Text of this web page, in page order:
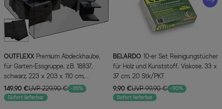
OUTFLEXX
für Garten-Essgruppe, z.B. 18837,
schwarz, 223 x 203 x 110 cm,
wasserbeständig
149,90 €UVP 229,90 € -35%
Sofort lieferbar
BELARDO
für Holz und Kunststoff, Viskose, 33 x
37 cm, 20 Stk/PKT
9,90 €UVP 99,90 € -90%
Sofort lieferbar